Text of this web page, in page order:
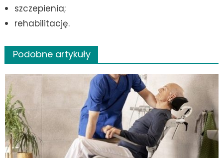
szczepienia;
rehabilitację.
Podobne artykuły